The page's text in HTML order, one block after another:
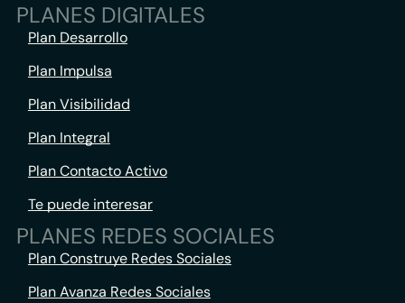
PLANES DIGITALES
Plan Desarrollo
Plan Impulsa
Plan Visibilidad
Plan Integral
Plan Contacto Activo
Te puede interesar
PLANES REDES SOCIALES
Plan Construye Redes Sociales
Plan Avanza Redes Sociales